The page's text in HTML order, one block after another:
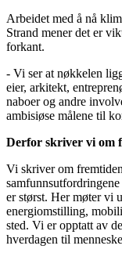
Arbeidet med å nå
Strand mener det er
forkant.
- Vi ser at nøkkelen
eier, arkitekt,
naboer og andre
ambisiøse målene til
Derfor skriver vi om
Vi skriver om
er størst. Her møter vi
energiomstilling,
sted. Vi er opptatt av
hverdagen til